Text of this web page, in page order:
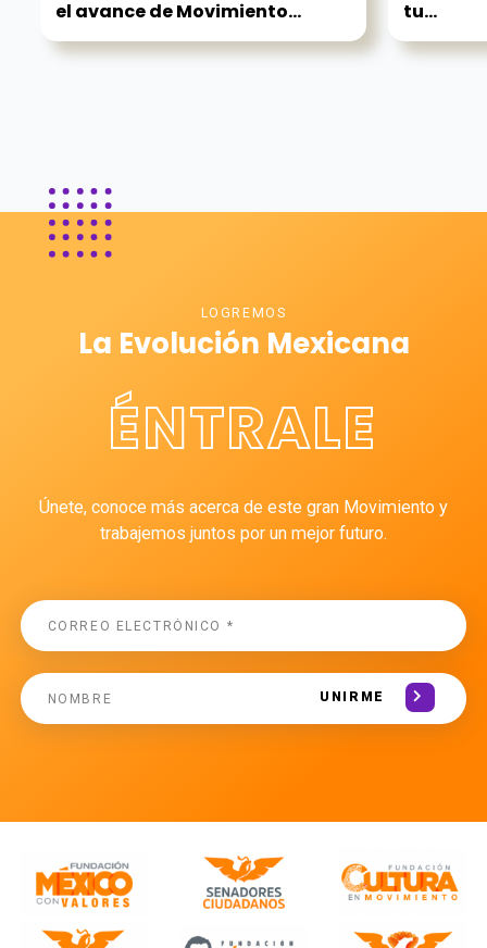
el avance de Movimiento... tu...
LOGREMOS
La Evolución Mexicana
ÉNTRALE
Únete, conoce más acerca de este gran Movimiento y
trabajemos juntos por un mejor futuro.
UNIRME